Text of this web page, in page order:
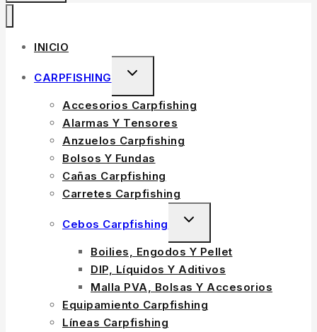
INICIO
CARPFISHING
Accesorios Carpfishing
Alarmas Y Tensores
Anzuelos Carpfishing
Bolsos Y Fundas
Cañas Carpfishing
Carretes Carpfishing
Cebos Carpfishing
Boilies, Engodos Y Pellet
DIP, Líquidos Y Aditivos
Malla PVA, Bolsas Y Accesorios
Equipamiento Carpfishing
Líneas Carpfishing